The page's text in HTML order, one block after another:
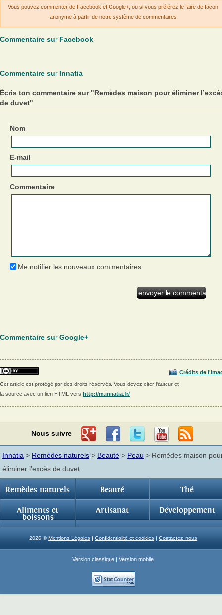
Vous pouvez commenter de Facebook et Google+, ou si vous préférez le faire de façon
anonyme à partir de notre système de commentaires
Commentaire sur Facebook
Commentaire sur Innatia
Écris ton commentaire sur "Remèdes maison pour éliminer
de duvet"
Nom
E-mail
Commentaire
Me notifier les nouveaux commentaires
Commentaire sur Google+
Crédits de
Cet article est protégé par des droits réservés. Vous devez citer l'auteur et
la source avec un lien HTML vers http://m.innatia.fr/
Nous suivre
Innatia > Remèdes naturels > Beauté > Peau > Remèdes maison
éliminer l’excès de duvet
Remèdes naturels Beauté Thé
Aliments et
boissons
Artisanat Développement
2026 © Mentions Légales | Confidentialité et cookies | Contactez-nous
Version classique | Version mobile